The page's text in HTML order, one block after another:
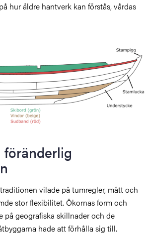
hur äldre hantverk kan förstås, vårdas
vilade på tumregler, mått och
stor flexibilitet. Ökornas form och
på geografiska skillnader och de
hade att förhålla sig till.